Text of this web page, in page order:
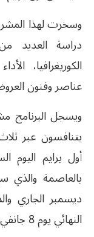
وسخرت لهذا
دراسة العديد
الكوريغرافيا،
عناصر وفنون
يتنافسون عبر
ديسمبر الجاري
النهائي يوم 8 جانفي 2020.